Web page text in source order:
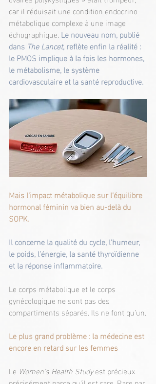
car il réduisait une condition endocrino-
métabolique complexe à une image
échographique. Le nouveau nom, publié
dans The Lancet, reflète enfin la réalité :
le PMOS implique à la fois les hormones,
le métabolisme, le système
cardiovasculaire et la santé reproductive.
Mais l’impact métabolique sur l’équilibre
hormonal féminin va bien au-delà du
SOPK.
Il concerne la qualité du cycle, l’humeur,
le poids, l’énergie, la santé thyroïdienne
et la réponse inflammatoire.
Le corps métabolique et le corps
gynécologique ne sont pas des
compartiments séparés. Ils ne font qu’un.
Le plus grand problème : la médecine est
encore en retard sur les femmes
Le Women’s Health Study est précieux